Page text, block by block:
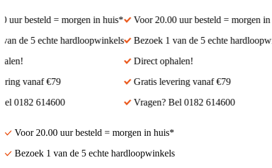
uur besteld = morgen in huis*
de 5 echte hardloopwinkels
vanaf €79
0182 614600
Voor 20.00 uur besteld = morgen in
Bezoek 1 van de 5 echte
Direct ophalen!
Gratis levering vanaf €79
Vragen? Bel 0182 614600
Voor 20.00 uur besteld = morgen in huis*
Bezoek 1 van de 5 echte hardloopwinkels